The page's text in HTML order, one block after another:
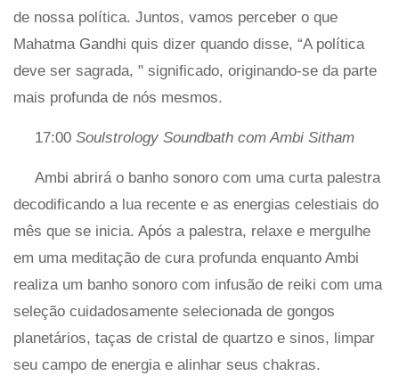
de nossa política. Juntos, vamos perceber o que
Mahatma Gandhi quis dizer quando disse, “A política
deve ser sagrada, " significado, originando-se da parte
mais profunda de nós mesmos.
17:00 Soulstrology Soundbath com Ambi Sitham
Ambi abrirá o banho sonoro com uma curta palestra
decodificando a lua recente e as energias celestiais do
mês que se inicia. Após a palestra, relaxe e mergulhe
em uma meditação de cura profunda enquanto Ambi
realiza um banho sonoro com infusão de reiki com uma
seleção cuidadosamente selecionada de gongos
planetários, taças de cristal de quartzo e sinos, limpar
seu campo de energia e alinhar seus chakras.